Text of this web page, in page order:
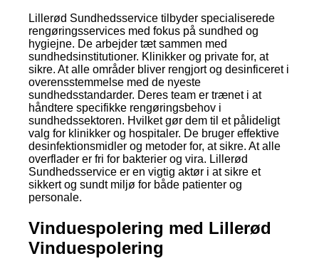
Lillerød Sundhedsservice tilbyder specialiserede
rengøringsservices med fokus på sundhed og
hygiejne. De arbejder tæt sammen med
sundhedsinstitutioner. Klinikker og private for, at
sikre. At alle områder bliver rengjort og desinficeret i
overensstemmelse med de nyeste
sundhedsstandarder. Deres team er trænet i at
håndtere specifikke rengøringsbehov i
sundhedssektoren. Hvilket gør dem til et pålideligt
valg for klinikker og hospitaler. De bruger effektive
desinfektionsmidler og metoder for, at sikre. At alle
overflader er fri for bakterier og vira. Lillerød
Sundhedsservice er en vigtig aktør i at sikre et
sikkert og sundt miljø for både patienter og
personale.
Vinduespolering med Lillerød
Vinduespolering